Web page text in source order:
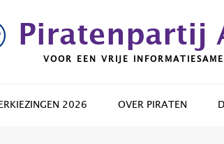
Piratenpartij
VOOR EEN VRIJE
2026 OVER PIRATEN